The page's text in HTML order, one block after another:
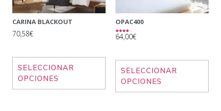
CARINA BLACKOUT
70,58€
SELECCIONAR
OPCIONES
OPAC400
Valorado
con
64,00€
SELECCIONAR
OPCIONES